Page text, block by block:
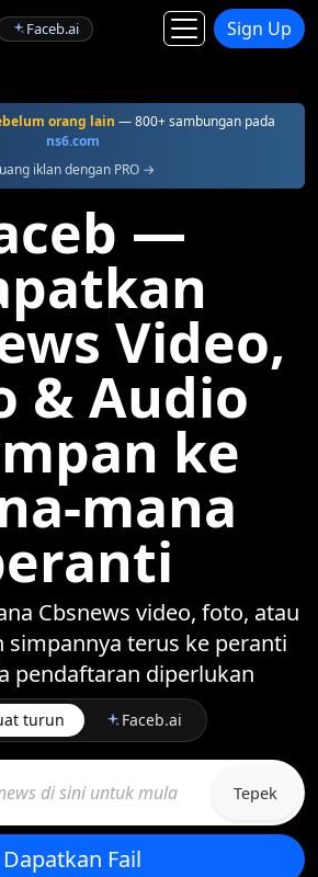
Faceb.ai Sign Up
orang lain — 800+ sambungan pada
ns6.com
iklan dengan PRO →
—
Video,
& Audio
ke
mana
Cbsnews video, foto, atau
simpannya terus ke peranti
pendaftaran diperlukan
turun Faceb.ai
Tepek
Dapatkan Fail